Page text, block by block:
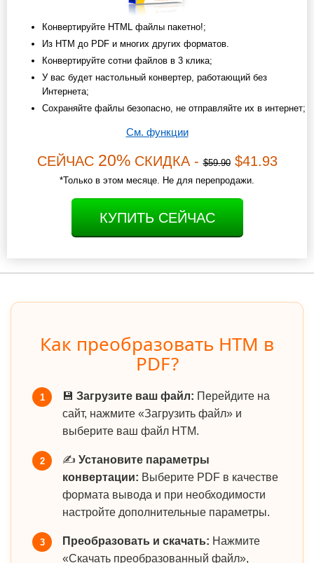
Конвертируйте HTML файлы пакетно!;
Из HTM до PDF и многих других форматов.
Конвертируйте сотни файлов в 3 клика;
У вас будет настольный конвертер, работающий без
Интернета;
Сохраняйте файлы безопасно, не отправляйте их в интернет;
См. функции
СЕЙЧАС 20%СКИДКА -$59.90$41.93
*Только в этом месяце. Не для перепродажи.
КУПИТЬ СЕЙЧАС
Как преобразовать HTM в
PDF?
1 💾 Загрузите ваш файл: Перейдите на
сайт, нажмите «Загрузить файл» и
выберите ваш файл HTM.
2 ✍️ Установите параметры
конвертации: Выберите PDF в качестве
формата вывода и при необходимости
настройте дополнительные параметры.
3 Преобразовать и скачать: Нажмите
«Скачать преобразованный файл»,